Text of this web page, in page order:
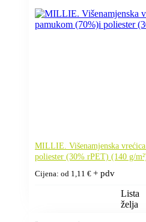
MILLIE. Višenamjenska
poliester (30% rPET) (140 g/
Cijena: od 1,11 € + pdv
Lista
želja